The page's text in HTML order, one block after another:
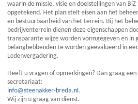
waarin de missie, visie en doelstellingen van
opgetekend. Het plan stelt eisen aan het
en bestuurbaarheid van het terrein. Bij het
bedrijventerrein dienen deze eigenschappen
transparante wijze worden vormgegeven en in
belanghebbenden te worden geëvalueerd in
Ledenvergadering.
Heeft u vragen of opmerkingen? Dan graag
secretariaat:
info@steenakker-breda.nl.
Wij zijn u graag van dienst.